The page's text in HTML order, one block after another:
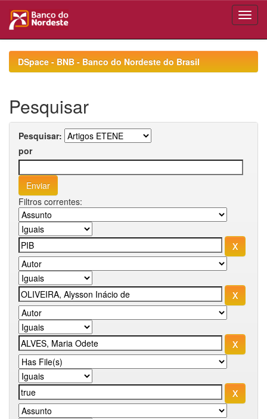
navigationDSpace - BNB - Banco do Nordeste do Brasil
Pesquisar
Pesquisar:
por
Filtros correntes: